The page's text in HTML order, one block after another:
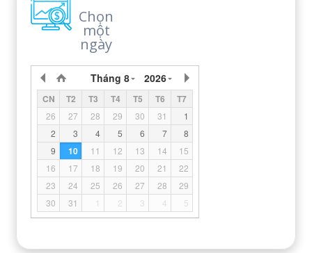
Chọn
một
ngày
Tháng 8 2026
CN T2 T3 T4 T5 T6 T7
26 27 28 29 30 31
1
2
3 4 5 6 7
8
9
10 11 12 13 14
15
16
17 18 19 20 21
22
23
24 25 26 27 28
29
30
31 1 2 3 4 5